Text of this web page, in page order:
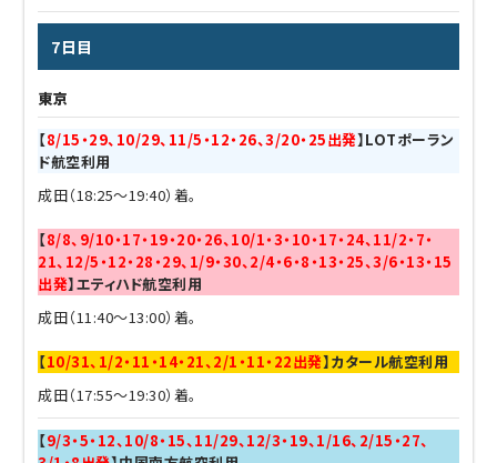
7日目
東京
【8/15・29、10/29、11/5・12・26、3/20・25出発】LOTポーラン
ド航空利用
成田（18:25～19:40）着。
【8/8、9/10・17・19・20・26、10/1・3・10・17・24、11/2・7・
21、12/5・12・28・29、1/9・30、2/4・6・8・13・25、3/6・13・15
出発】エティハド航空利用
成田（11:40～13:00）着。
【10/31、1/2・11・14・21、2/1・11・22出発】カタール航空利用
成田（17:55～19:30）着。
【9/3・5・12、10/8・15、11/29、12/3・19、1/16、2/15・27、